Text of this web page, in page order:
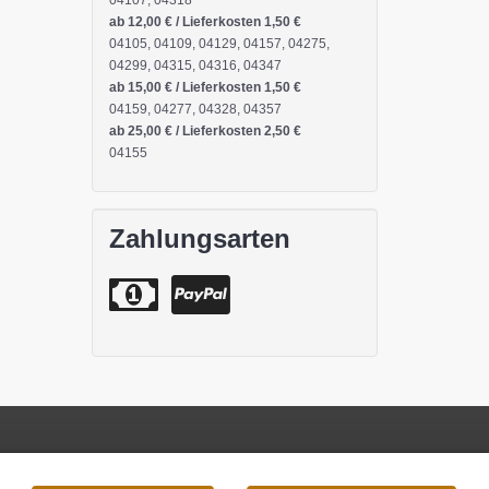
ab 12,00 € / Lieferkosten 1,50 €
04105, 04109, 04129, 04157, 04275,
04299, 04315, 04316, 04347
ab 15,00 € / Lieferkosten 1,50 €
04159, 04277, 04328, 04357
ab 25,00 € / Lieferkosten 2,50 €
04155
Zahlungsarten